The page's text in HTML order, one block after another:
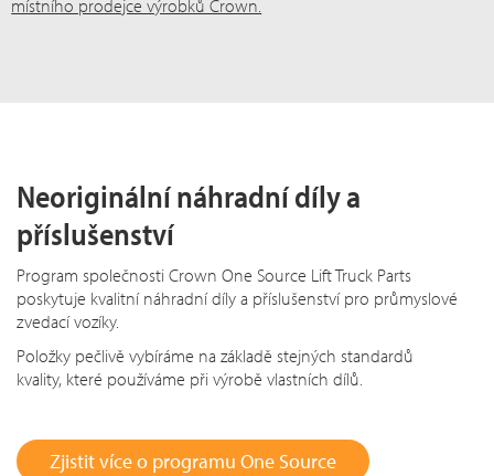
místního prodejce výrobků Crown.
Neoriginální náhradní díly a
příslušenství
Program společnosti Crown One Source Lift Truck Parts
poskytuje kvalitní náhradní díly a příslušenství pro průmyslové
zvedací vozíky.
Položky pečlivě vybíráme na základě stejných standardů
kvality, které používáme při výrobě vlastních dílů.
Zjistit více o programu One Source